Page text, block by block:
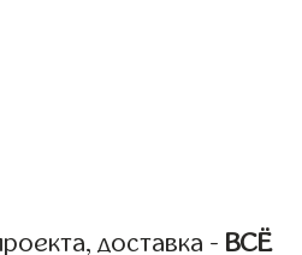
доставка - ВСЁ